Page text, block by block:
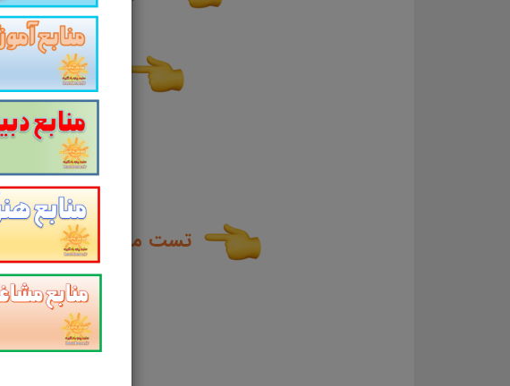
تست کتاب
خلاصه
تست منابع تخصصی